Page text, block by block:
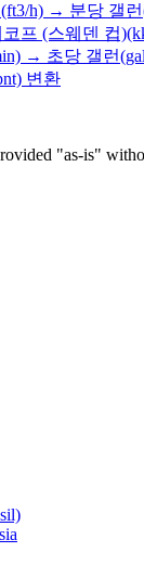
h) → 분당 갤런
프 (스웨덴 컵
→ 초당 갤런
변환
"as-is"